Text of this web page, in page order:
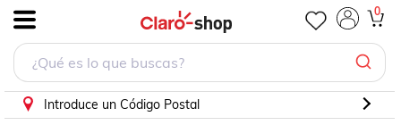
0
Introduce un Código Postal
AMIGDOBIS ADULTO 2 SUPOSITORIOS